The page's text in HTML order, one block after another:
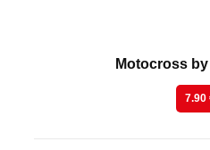
Motocross by
7.90